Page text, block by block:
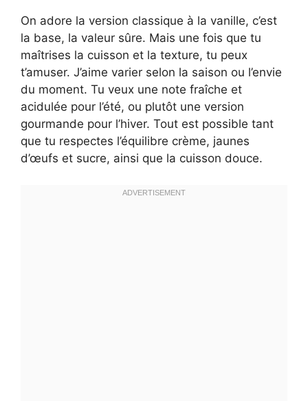
On adore la version classique à la vanille, c’est
la base, la valeur sûre. Mais une fois que tu
maîtrises la cuisson et la texture, tu peux
t’amuser. J’aime varier selon la saison ou l’envie
du moment. Tu veux une note fraîche et
acidulée pour l’été, ou plutôt une version
gourmande pour l’hiver. Tout est possible tant
que tu respectes l’équilibre crème, jaunes
d’œufs et sucre, ainsi que la cuisson douce.